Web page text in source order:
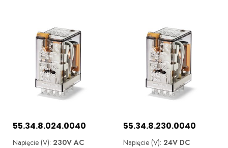
55.34.8.024.0040
Napięcie (V): 230V AC
55.34.8.230.0040
Napięcie (V): 24V DC